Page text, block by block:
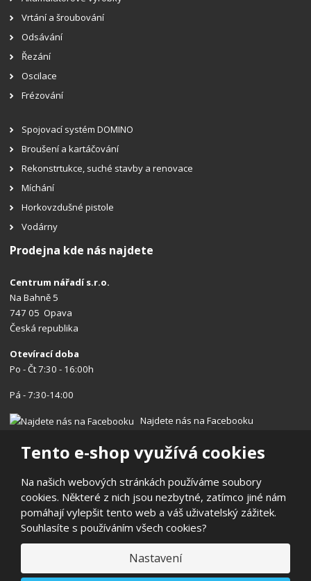
Tento e-shop využívá cookies
Na našich webových stránkách používáme soubory
cookies. Některé z nich jsou nezbytné, zatímco jiné nám
pomáhají vylepšit tento web a váš uživatelský zážitek.
Souhlasíte s používáním všech cookies?
Nastavení
Vrtání a šroubování
Odsávání
Řezání
Oscilace
Frézování
Spojovací systém DOMINO
Broušení a kartáčování
Rekonstrtukce, suché stavby a renovace
Míchání
Horkovzdušné pistole
Vodárny
Prodejna kde nás najdete
Centrum nářadí s.r.o.
Na Bahně 5
747 05 Opava
Česká republika
Otevírací doba
Po - Čt 7:30 - 16:00h
Pá - 7:30-14:00
Najdete nás na Facebooku
© 2026, Centrum nářadí s.r.o.
Prohlášení o přístupnosti|Ochrana osobních údajů| Mapa stránek
Reklamace/Vrácení
Á